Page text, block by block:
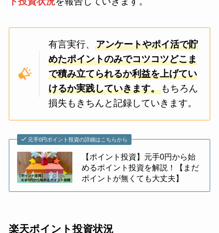
有言実行、 アンケートやポイ活で貯
めたポイントのみでコツコツどこま
で積み立てられるか利益を上げてい
けるか実践していきます。もちろん
損失もきちんと記録していきます。
元手0円ポイント投資の詳細はこちらから
【ポイント投資】元手0円から始
めるポイント投資を解説！【まだ
ポイントが無くても大丈夫】
楽天ポイント投資状況